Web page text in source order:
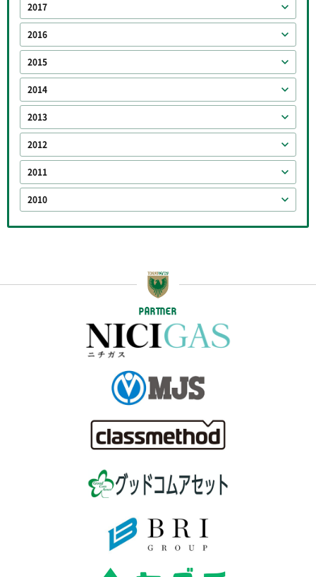
2017
2016
2015
2014
2013
2012
2011
2010
PARTNER